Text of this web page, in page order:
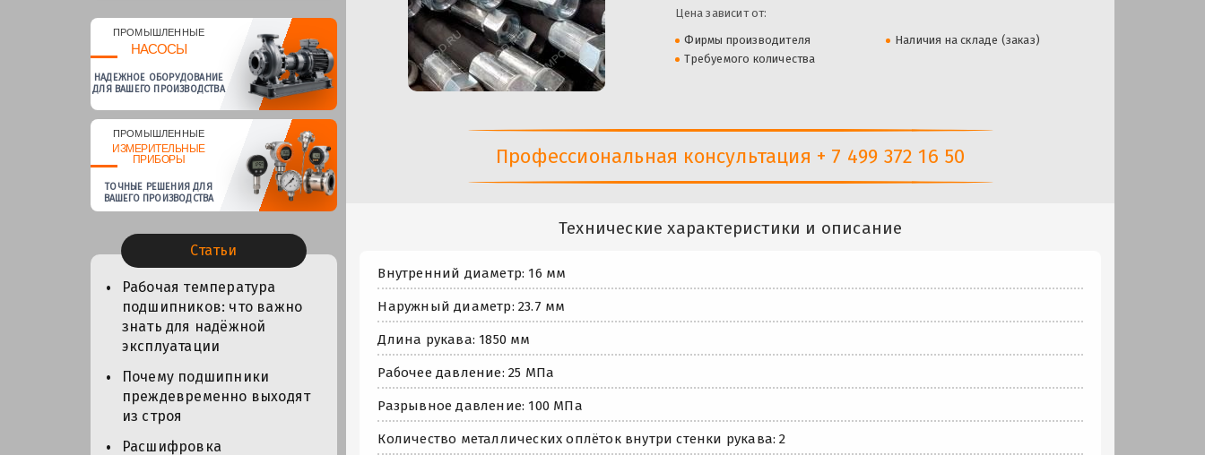
ПРОМЫШЛЕННЫЕ
НАСОСЫ
НАДЕЖНОЕ ОБОРУДОВАНИЕ
ДЛЯ ВАШЕГО ПРОИЗВОДСТВА
ПРОМЫШЛЕННЫЕ
ИЗМЕРИТЕЛЬНЫЕ
ПРИБОРЫ
ТОЧНЫЕ РЕШЕНИЯ ДЛЯ
ВАШЕГО ПРОИЗВОДСТВА
Статьи
Рабочая температура
подшипников: что важно
знать для надёжной
эксплуатации
Почему подшипники
преждевременно выходят
из строя
Расшифровка
Цена зависит от:
Фирмы производителя
Наличия на складе (заказ)
Требуемого количества
Профессиональная консультация + 7 499 372 16 50
Технические характеристики и описание
Внутренний диаметр: 16 мм
Наружный диаметр: 23.7 мм
Длина рукава: 1850 мм
Рабочее давление: 25 МПа
Разрывное давление: 100 МПа
Количество металлических оплёток внутри стенки рукава: 2